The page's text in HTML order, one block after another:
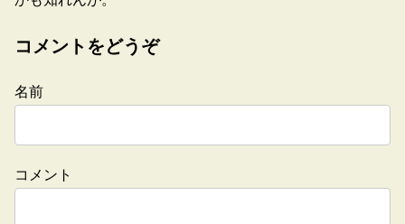
コメントをどうぞ
名前
コメント